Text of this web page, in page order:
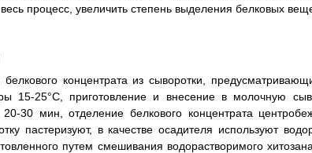
процесс, увеличить степень выделения белковых
концентрата из сыворотки,
15-25°С, приготовление и внесение в молочную
30 мин, отделение белкового концентрата
пастеризуют, в качестве осадителя используют
путем смешивания водорастворимого